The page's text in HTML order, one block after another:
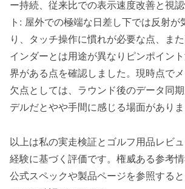
ー持続、従来比での表示速度改善と視
ト: 屋外での極端な日差し下では反射が
り、タッチ操作に慣れが必要な点、ま
インダーとは用途が異なりピンポイン
界がある点を確認しました。現時点で
欠点としては、ラウンド後のデータ同
デルだとやや手間に感じる場面がありま
以上は私の実走検証とゴルフ用品レビ
経験に基づく評価です。権威ある参考
公式スペックや製品ページを参照する